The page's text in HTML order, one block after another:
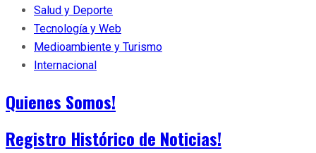
Salud y Deporte
Tecnología y Web
Medioambiente y Turismo
Internacional
Quienes Somos!
Registro Histórico de Noticias!